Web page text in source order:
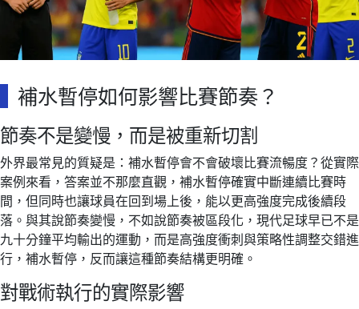
補水暫停如何影響比賽節奏？
節奏不是變慢，而是被重新切割
外界最常見的質疑是：補水暫停會不會破壞比賽流暢度？從實際
案例來看，答案並不那麼直觀，補水暫停確實中斷連續比賽時
間，但同時也讓球員在回到場上後，能以更高強度完成後續段
落。與其說節奏變慢，不如說節奏被區段化，現代足球早已不是
九十分鐘平均輸出的運動，而是高強度衝刺與策略性調整交錯進
行，補水暫停，反而讓這種節奏結構更明確。
對戰術執行的實際影響